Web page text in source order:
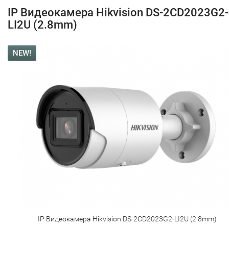
IP Видеокамера Hikvision DS-2CD2023G2-
LI2U (2.8mm)
NEW!
IP Видеокамера Hikvision DS-2CD2023G2-LI2U (2.8mm)